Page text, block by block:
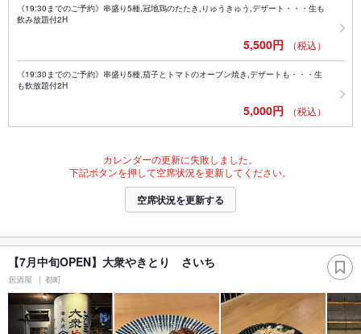
《19:30までのご予約》串盛り5種,冠地鶏のたたき,りゅうきゅう,デザート・・・生も
飲み放題付2H
5,500円 （税込）
《19:30までのご予約》串盛り5種,茄子とトマトのオーブン焼き,デザートも・・・生
も飲放題付2H
5,000円 （税込）
カレンダーの更新に失敗しました。
下記ボタンを押して空席状況を更新してください。
空席状況を更新する
【7月中旬OPEN】大衆やきとり さいち
居酒屋 都町